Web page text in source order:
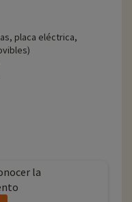
placa eléctrica,
la